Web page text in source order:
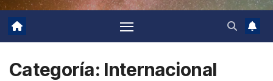
Categoría: Internacional